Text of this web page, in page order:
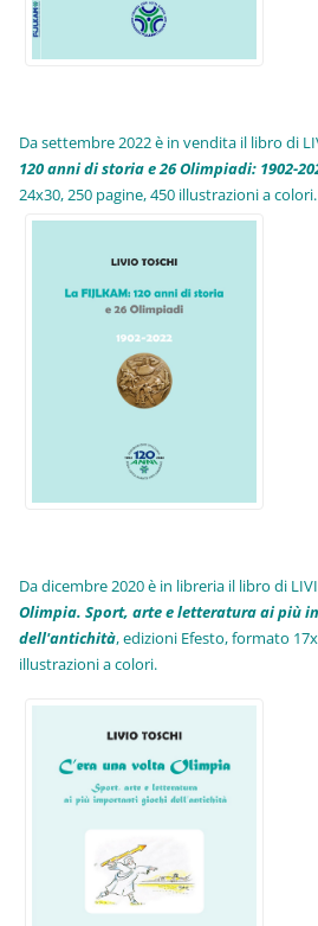
Da settembre 2022 è in vendita il libro di
120 anni di storia e 26 Olimpiadi: 1902-
24x30, 250 pagine, 450 illustrazioni a colori.
Da dicembre 2020 è in libreria il libro di
Olimpia. Sport, arte e letteratura ai più
dell'antichità,edizioni Efesto, formato
illustrazioni a colori.